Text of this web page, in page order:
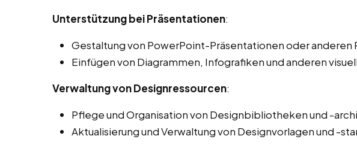
Unterstützung bei Präsentationen:
Gestaltung von PowerPoint-Präsentationen oder anderen
Einfügen von Diagrammen, Infografiken und anderen
Verwaltung von Designressourcen:
Pflege und Organisation von Designbibliotheken und -
Aktualisierung und Verwaltung von Designvorlagen und -